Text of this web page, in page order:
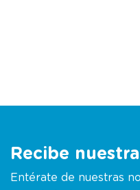
Recibe
Entérate de nuestras